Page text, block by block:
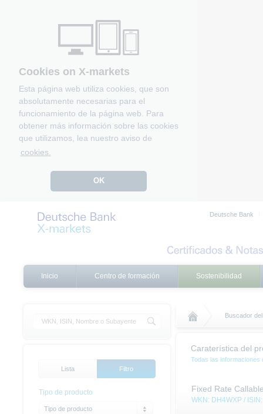
Cookies on X-markets
Esta página web utiliza cookies, que son
absolutamente necesarias para el
funcionamiento de la página web. Para
obtener más información sobre las cookies
que utilizamos, lea nuestro aviso de
cookies.
OK
Deutsche Bank
Inicio Centro de formación Sostenibilidad
Buscador
Caraterística del
Todas las informaciones
Fixed Rate
WKN: DH4WXP /
Lista Filtro
Tipo de producto
Tipo de producto